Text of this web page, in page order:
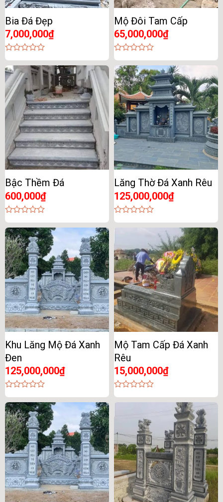
Bia Đá Đẹp
7,000,000₫
0
out
of
5
Mộ Đôi Tam Cấp
65,000,000₫
0
out
of
5
Bậc Thềm Đá
600,000₫
0
out
of
5
Lăng Thờ Đá Xanh Rêu
125,000,000₫
0
out
5
Khu Lăng Mộ Đá Xanh
Đen
125,000,000₫
0
out
of
5
Mộ Tam Cấp Đá Xanh
Rêu
15,000,000₫
0
out